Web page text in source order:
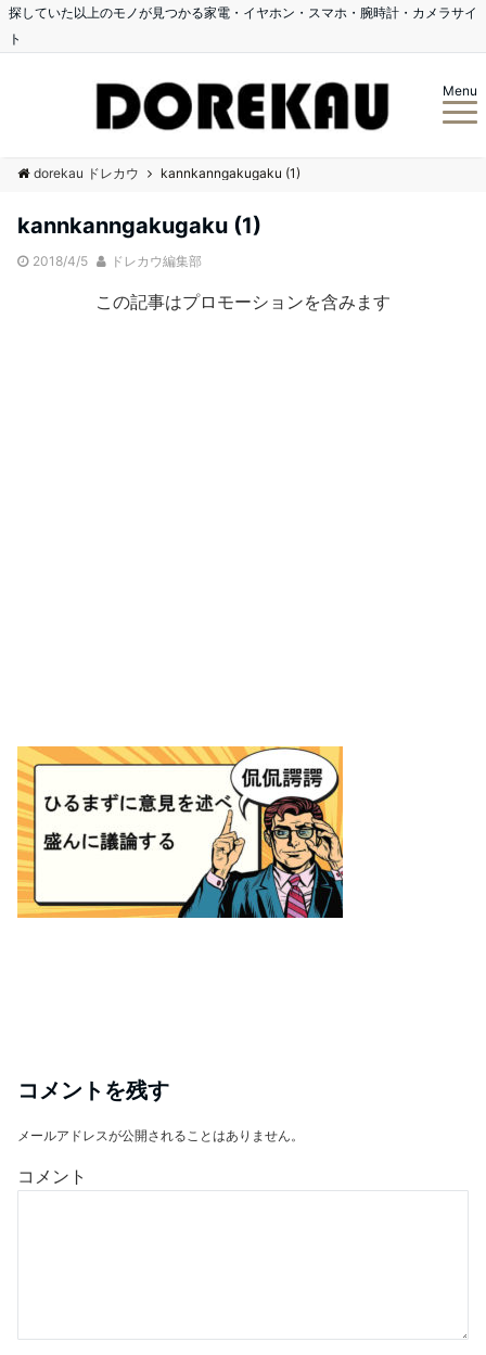
探していた以上のモノが見つかる家電・イヤホン・スマホ・腕時計・カメラサイ
ト
Menu
dorekau ドレカウ kannkanngakugaku (1)
kannkanngakugaku (1)
2018/4/5 ドレカウ編集部
この記事はプロモーションを含みます
コメントを残す
メールアドレスが公開されることはありません。
コメント